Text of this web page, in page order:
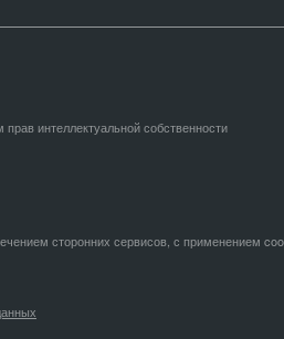
интеллектуальной собственности
сторонних сервисов, с применением